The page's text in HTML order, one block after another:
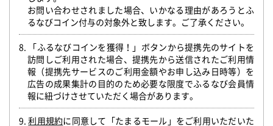
お問い合わせされました場合、いかなる理由があろうとふ
るなびコイン付与の対象外と致します。ご了承ください。
8. 「ふるなびコインを獲得！」ボタンから提携先のサイトを
訪問しご利用された場合、提携先から送信されたご利用情
報（提携先サービスのご利用金額やお申し込み日時等）を
広告の成果集計の目的のため必要な限度でふるなび会員情
報に紐づけさせていただく場合があります。
9.利用規約に同意して「たまるモール」をご利用いただいた